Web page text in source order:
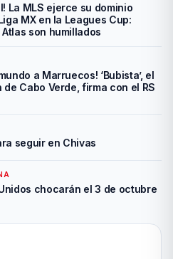
La MLS ejerce su dominio
MX en la Leagues Cup:
son humillados
a Marruecos! ‘Bubista’, el
Cabo Verde, firma con el RS
seguir en Chivas
chocarán el 3 de octubre